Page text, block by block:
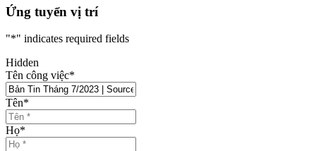
Ứng tuyển vị trí
"*" indicates required fields
Hidden
Tên công việc*
Tên*
Họ*